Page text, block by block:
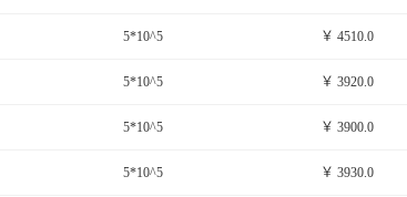
5*10^5 ￥ 4510.0
5*10^5 ￥ 3920.0
5*10^5 ￥ 3900.0
5*10^5 ￥ 3930.0